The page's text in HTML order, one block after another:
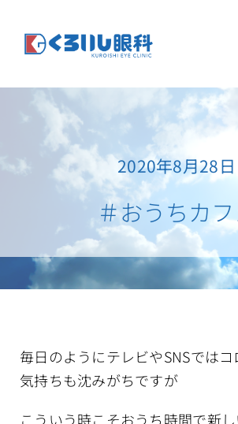
content
Home
お知らせ・求人
眼科手術
医師紹介
2020年8月28日
＃おうちカ
毎日のようにテレビやSNSでは
気持ちも沈みがちですが
こういう時こそおうち時間で新